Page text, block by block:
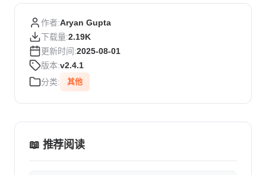
作者:Aryan Gupta
下载量:2.19K
更新时间:2025-08-01
版本:v2.4.1
分类:
其他
📖 推荐阅读